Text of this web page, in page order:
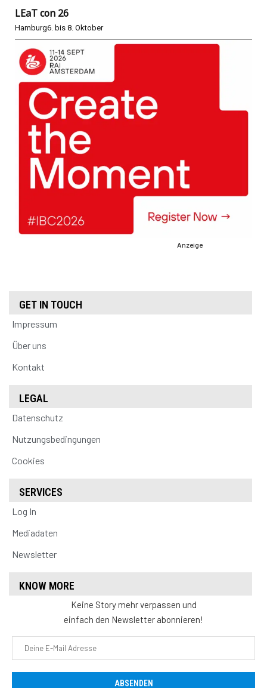
LEaT con 26
Hamburg6. bis 8. Oktober
Anzeige
GET IN TOUCH
Impressum
Über uns
Kontakt
LEGAL
Datenschutz
Nutzungsbedingungen
Cookies
SERVICES
Log In
Mediadaten
Newsletter
KNOW MORE
Keine Story mehr verpassen und
einfach den Newsletter abonnieren!